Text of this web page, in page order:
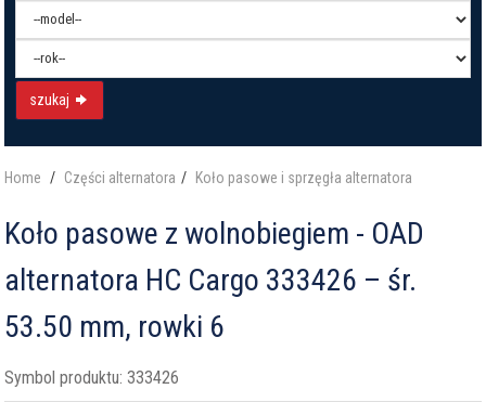
szukaj
Home Części alternatora Koło pasowe i sprzęgła alternatora
Koło pasowe z wolnobiegiem - OAD
alternatora HC Cargo 333426 – śr.
53.50 mm, rowki 6
Symbol produktu: 333426